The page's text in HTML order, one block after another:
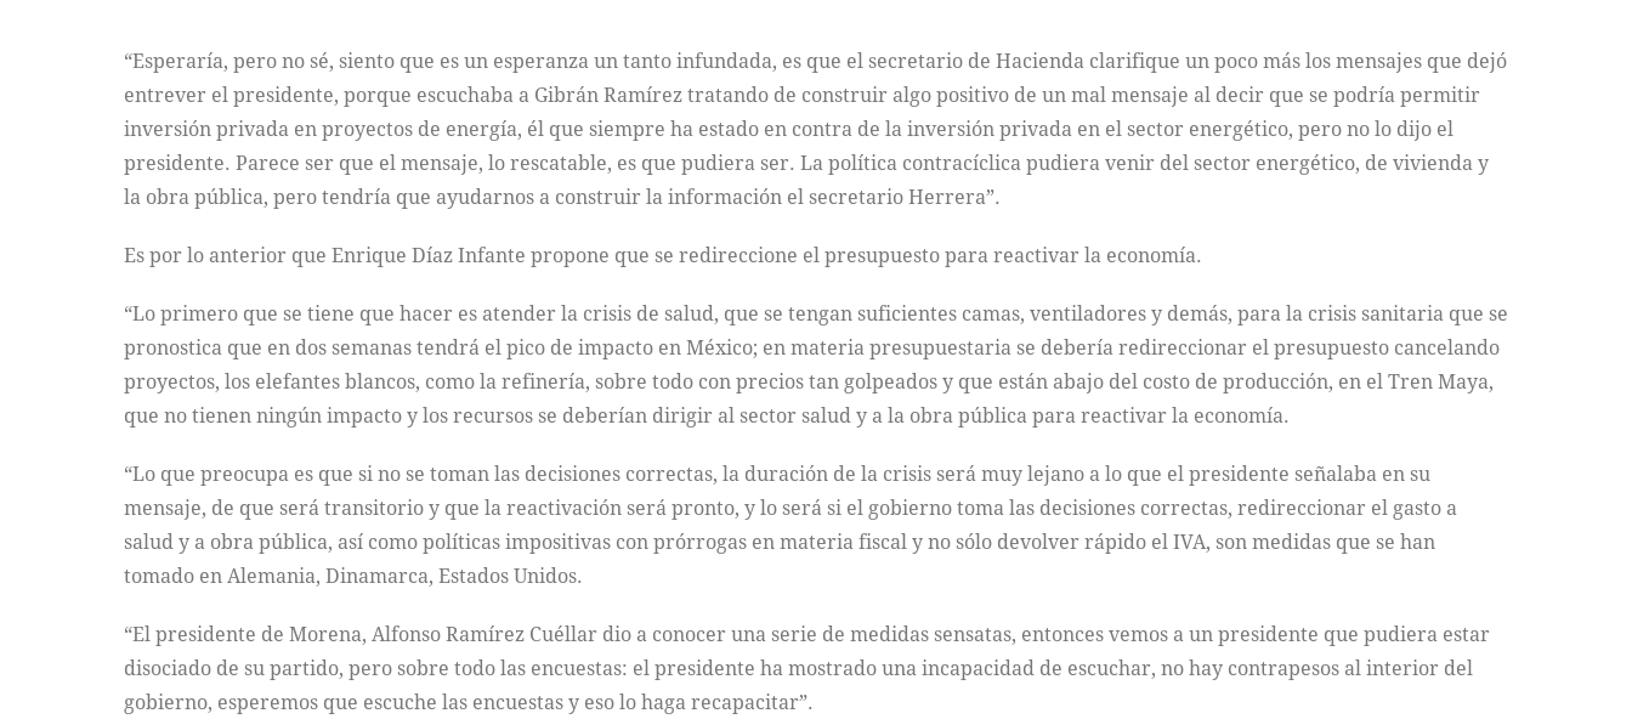
“Esperaría, pero no sé, siento que es un esperanza un tanto infundada, es que el secretario de Hacienda clarifique un poco más los mensajes que dejó
entrever el presidente, porque escuchaba a Gibrán Ramírez tratando de construir algo positivo de un mal mensaje al decir que se podría permitir
inversión privada en proyectos de energía, él que siempre ha estado en contra de la inversión privada en el sector energético, pero no lo dijo el
presidente. Parece ser que el mensaje, lo rescatable, es que pudiera ser. La política contracíclica pudiera venir del sector energético, de vivienda y
la obra pública, pero tendría que ayudarnos a construir la información el secretario Herrera”.
Es por lo anterior que Enrique Díaz Infante propone que se redireccione el presupuesto para reactivar la economía.
“Lo primero que se tiene que hacer es atender la crisis de salud, que se tengan suficientes camas, ventiladores y demás, para la crisis sanitaria que se
pronostica que en dos semanas tendrá el pico de impacto en México; en materia presupuestaria se debería redireccionar el presupuesto cancelando
proyectos, los elefantes blancos, como la refinería, sobre todo con precios tan golpeados y que están abajo del costo de producción, en el Tren Maya,
que no tienen ningún impacto y los recursos se deberían dirigir al sector salud y a la obra pública para reactivar la economía.
“Lo que preocupa es que si no se toman las decisiones correctas, la duración de la crisis será muy lejano a lo que el presidente señalaba en su
mensaje, de que será transitorio y que la reactivación será pronto, y lo será si el gobierno toma las decisiones correctas, redireccionar el gasto a
salud y a obra pública, así como políticas impositivas con prórrogas en materia fiscal y no sólo devolver rápido el IVA, son medidas que se han
tomado en Alemania, Dinamarca, Estados Unidos.
“El presidente de Morena, Alfonso Ramírez Cuéllar dio a conocer una serie de medidas sensatas, entonces vemos a un presidente que pudiera estar
disociado de su partido, pero sobre todo las encuestas: el presidente ha mostrado una incapacidad de escuchar, no hay contrapesos al interior del
gobierno, esperemos que escuche las encuestas y eso lo haga recapacitar”.